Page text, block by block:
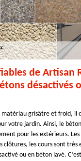
de Artisan
désactivés
matériau grisâtre et froid, il
votre jardin. Ainsi, le
pour les extérieurs. Les
clôtures, les cours sont très
ou en béton lavé.